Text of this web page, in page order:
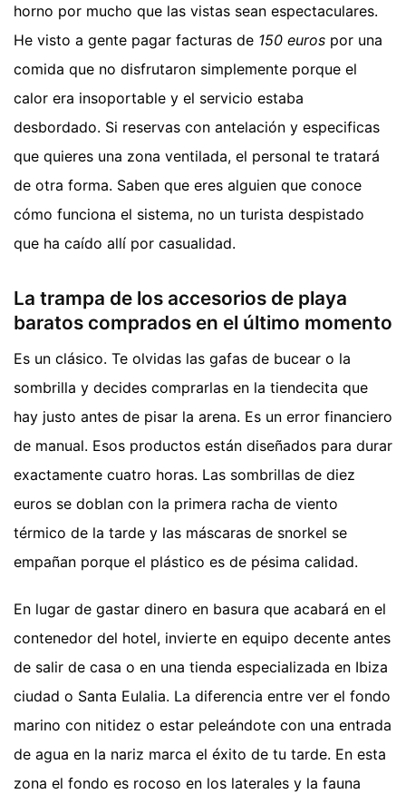
horno por mucho que las vistas sean espectaculares.
He visto a gente pagar facturas de 150 euros por una
comida que no disfrutaron simplemente porque el
calor era insoportable y el servicio estaba
desbordado. Si reservas con antelación y especificas
que quieres una zona ventilada, el personal te tratará
de otra forma. Saben que eres alguien que conoce
cómo funciona el sistema, no un turista despistado
que ha caído allí por casualidad.
La trampa de los accesorios de playa
baratos comprados en el último momento
Es un clásico. Te olvidas las gafas de bucear o la
sombrilla y decides comprarlas en la tiendecita que
hay justo antes de pisar la arena. Es un error financiero
de manual. Esos productos están diseñados para durar
exactamente cuatro horas. Las sombrillas de diez
euros se doblan con la primera racha de viento
térmico de la tarde y las máscaras de snorkel se
empañan porque el plástico es de pésima calidad.
En lugar de gastar dinero en basura que acabará en el
contenedor del hotel, invierte en equipo decente antes
de salir de casa o en una tienda especializada en Ibiza
ciudad o Santa Eulalia. La diferencia entre ver el fondo
marino con nitidez o estar peleándote con una entrada
de agua en la nariz marca el éxito de tu tarde. En esta
zona el fondo es rocoso en los laterales y la fauna